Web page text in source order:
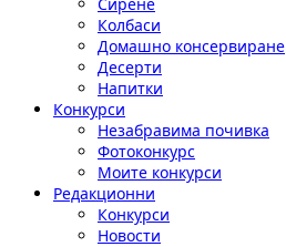
Колбаси
Домашно консервиране
Десерти
Напитки
Конкурси
Незабравима почивка
Фотоконкурс
Моите конкурси
Редакционни
Конкурси
Новости